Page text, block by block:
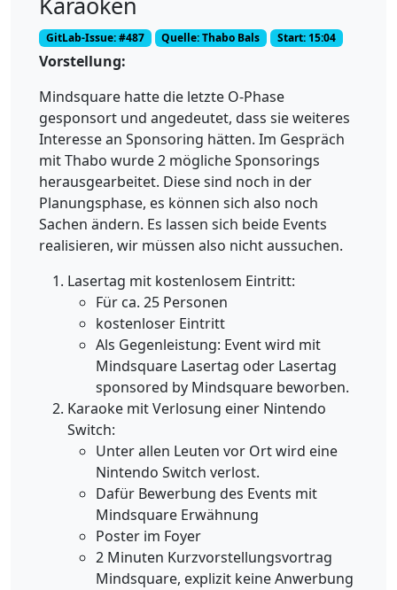
GitLab-Issue: #487 Quelle: Thabo Bals Start: 15:04
Vorstellung:
Mindsquare hatte die letzte O-Phase
gesponsort und angedeutet, dass sie weiteres
Interesse an Sponsoring hätten. Im Gespräch
mit Thabo wurde 2 mögliche Sponsorings
herausgearbeitet. Diese sind noch in der
Planungsphase, es können sich also noch
Sachen ändern. Es lassen sich beide Events
realisieren, wir müssen also nicht aussuchen.
Lasertag mit kostenlosem Eintritt:
Für ca. 25 Personen
kostenloser Eintritt
Als Gegenleistung: Event wird mit
Mindsquare Lasertag oder Lasertag
sponsored by Mindsquare beworben.
Karaoke mit Verlosung einer Nintendo
Switch:
Unter allen Leuten vor Ort wird eine
Nintendo Switch verlost.
Dafür Bewerbung des Events mit
Mindsquare Erwähnung
Poster im Foyer
2 Minuten Kurzvorstellungsvortrag
Mindsquare, explizit keine Anwerbung